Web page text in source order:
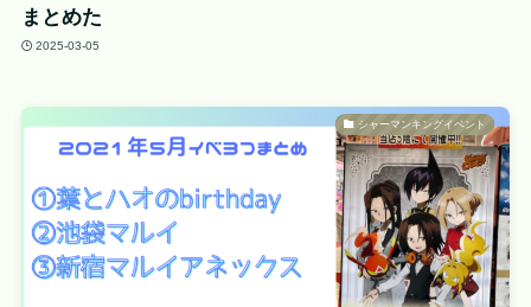
まとめた
2025-03-05
シャーマンキングイベント